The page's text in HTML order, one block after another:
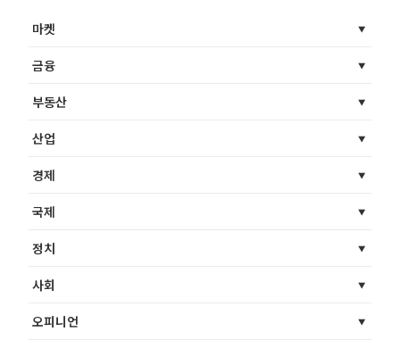
마켓
금융
부동산
산업
경제
국제
정치
사회
오피니언